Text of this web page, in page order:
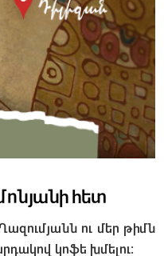
հետ
ու մեր թիմն
կոֆե խմելու։